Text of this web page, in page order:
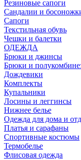
Резиновые сапоги
Сандалии и
Сапоги
Текстильная обувь
Чешки и балетки
ОДЕЖДА
Брюки и джинсы
Брюки и
Дождевики
Комплекты
Купальники
Лосины и леггинсы
Нижнее белье
Одежда для дома и
Платья и сарафаны
Спортивные костюмы
Термобелье
Флисовая одежда